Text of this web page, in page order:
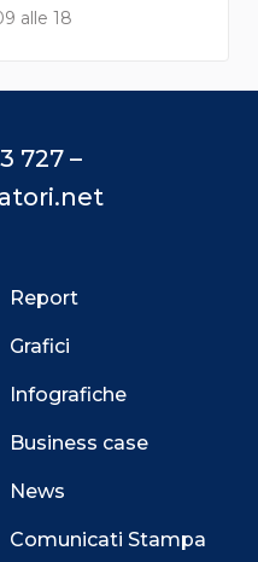
alle 18
727 –
Report
Grafici
Infografiche
Business case
News
Comunicati Stampa